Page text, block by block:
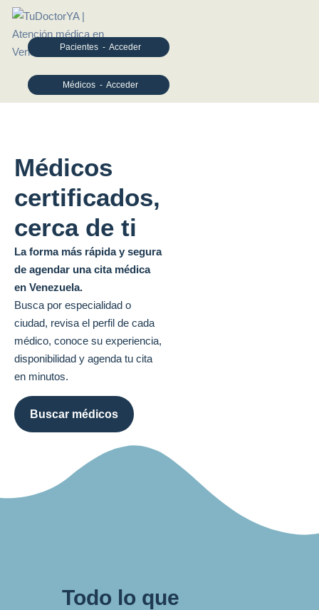
Médicos - Acceder
Pacientes - Acceder
Médicos
certificados,
cerca de ti
La forma más rápida y segura
de agendar una cita médica
en Venezuela.
Busca por especialidad o
ciudad, revisa el perfil de cada
médico, conoce su experiencia,
disponibilidad y agenda tu cita
en minutos.
Buscar médicos
Todo lo que